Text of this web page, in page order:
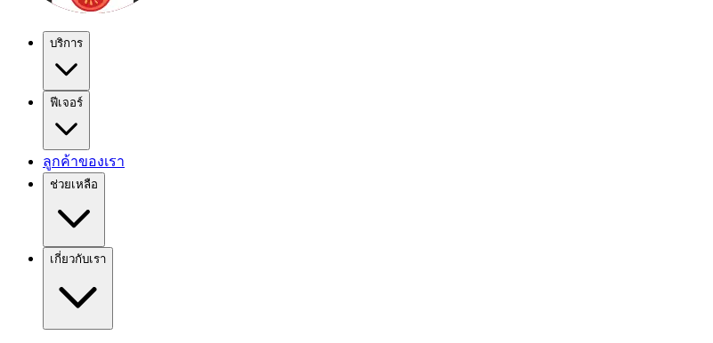
บริการ
ฟีเจอร์
ลูกค้าของเรา
ช่วยเหลือ
เกี่ยวกับเรา